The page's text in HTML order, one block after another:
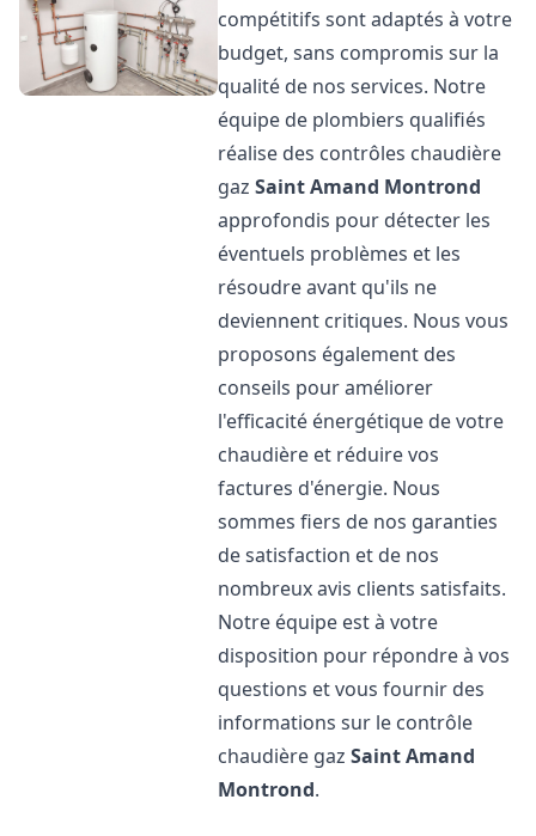
compétitifs sont adaptés à votre
budget, sans compromis sur la
qualité de nos services. Notre
équipe de plombiers qualifiés
réalise des contrôles chaudière
gazSaint Amand Montrond
approfondis pour détecter les
éventuels problèmes et les
résoudre avant qu'ils ne
deviennent critiques. Nous vous
proposons également des
conseils pour améliorer
l'efficacité énergétique de votre
chaudière et réduire vos
factures d'énergie. Nous
sommes fiers de nos garanties
de satisfaction et de nos
nombreux avis clients satisfaits.
Notre équipe est à votre
disposition pour répondre à vos
questions et vous fournir des
informations sur le contrôle
chaudière gazSaint Amand
Montrond.